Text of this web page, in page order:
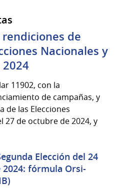
de
Nacionales y
2024
11902, con la
de campañas, y
de las Elecciones
27 de octubre de 2024, y
Elección del 24
fórmula Orsi-